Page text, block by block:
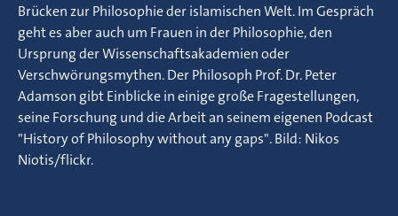
Brücken zur Philosophie der islamischen Welt. Im Gespräch
geht es aber auch um Frauen in der Philosophie, den
Ursprung der Wissenschaftsakademien oder
Verschwörungsmythen. Der Philosoph Prof. Dr. Peter
Adamson gibt Einblicke in einige große Fragestellungen,
seine Forschung und die Arbeit an seinem eigenen Podcast
"History of Philosophy without any gaps". Bild: Nikos
Niotis/flickr.